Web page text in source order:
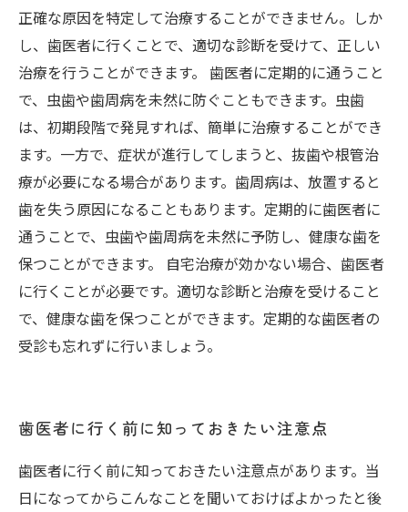
正確な原因を特定して治療することができません。しか
し、歯医者に行くことで、適切な診断を受けて、正しい
治療を行うことができます。 歯医者に定期的に通うこと
で、虫歯や歯周病を未然に防ぐこともできます。虫歯
は、初期段階で発見すれば、簡単に治療することができ
ます。一方で、症状が進行してしまうと、抜歯や根管治
療が必要になる場合があります。歯周病は、放置すると
歯を失う原因になることもあります。定期的に歯医者に
通うことで、虫歯や歯周病を未然に予防し、健康な歯を
保つことができます。 自宅治療が効かない場合、歯医者
に行くことが必要です。適切な診断と治療を受けること
で、健康な歯を保つことができます。定期的な歯医者の
受診も忘れずに行いましょう。
歯医者に行く前に知っておきたい注意点
歯医者に行く前に知っておきたい注意点があります。当
日になってからこんなことを聞いておけばよかったと後